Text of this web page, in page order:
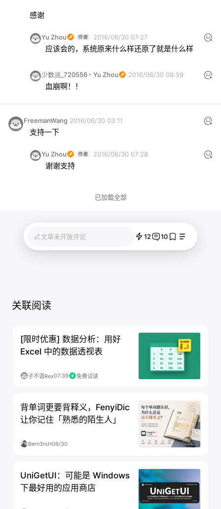
感谢
Yu Zhou 2016/06/30 07:27
应该会的，系统原来什么样还原了就是什么样
少数派_720556 Yu Zhou 2016/06/30 09:59
血崩啊！！
FreemanWang 2016/06/30 03:11
支持一下
Yu Zhou 2016/06/30 07:28
谢谢支持
已加载全部
文章未开放评论 12 10
关联阅读
[限时优惠] 数据分析：用好
Excel 中的数据透视表
子不语Rex07:39 免费试读
背单词更要背释义，FenyiDic
让你记住「熟悉的陌生人」
Bern3rsH06/30
UniGetUI：可能是 Windows
下最好用的应用商店